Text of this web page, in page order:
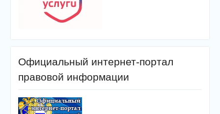
Официальный интернет-портал
правовой информации